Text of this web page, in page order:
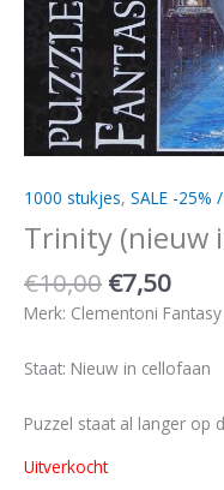
1000 stukjes, SALE -25%
Trinity (nieuw
€10,00 €7,50
Merk: Clementoni
Staat: Nieuw in cellofaan
Puzzel staat al langer op
Uitverkocht